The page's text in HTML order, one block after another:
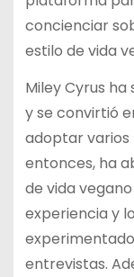
concienciar
estilo de vida
Miley Cyrus ha
y se convirtió
adoptar varios
entonces, ha
de vida
experiencia y
entrevistas.